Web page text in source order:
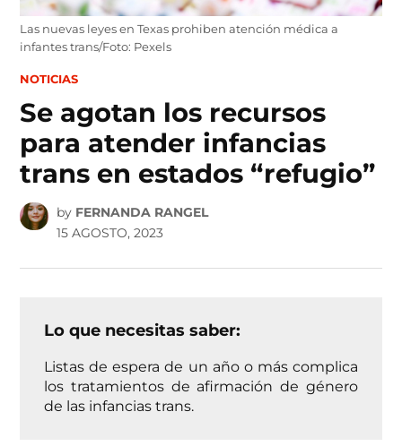
Las nuevas leyes en Texas prohiben atención médica a
infantes trans/Foto: Pexels
POSTED
NOTICIAS
Se agotan los recursos
para atender infancias
trans en estados “refugio”
by FERNANDA RANGEL
15 AGOSTO, 2023
Lo que necesitas saber:
Listas de espera de un año o más complica
los tratamientos de afirmación de género
de las infancias trans.